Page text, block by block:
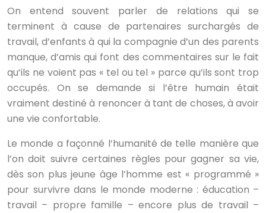
On entend souvent parler de relations qui se
terminent à cause de partenaires surchargés de
travail, d’enfants à qui la compagnie d’un des parents
manque, d’amis qui font des commentaires sur le fait
qu’ils ne voient pas « tel ou tel » parce qu’ils sont trop
occupés. On se demande si l’être humain était
vraiment destiné à renoncer à tant de choses, à avoir
une vie confortable.
Le monde a façonné l’humanité de telle manière que
l’on doit suivre certaines règles pour gagner sa vie,
dès son plus jeune âge l’homme est « programmé »
pour survivre dans le monde moderne : éducation –
travail – propre famille – encore plus de travail –